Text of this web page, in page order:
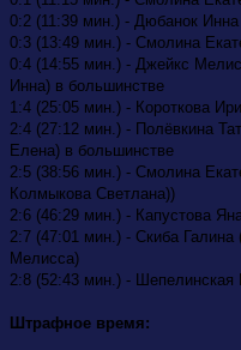
0:2 (11:39 мин.) - Дюбанок Инна
0:3 (13:49 мин.) - Смолина
0:4 (14:55 мин.) - Джейкс
Инна) в большинстве
1:4 (25:05 мин.) - Короткова
2:4 (27:12 мин.) - Полёвкина
Елена) в большинстве
2:5 (38:56 мин.) - Смолина
Колмыкова Светлана))
2:6 (46:29 мин.) - Капустова
2:7 (47:01 мин.) - Скиба
Мелисса)
2:8 (52:43 мин.) -
Штрафное время: